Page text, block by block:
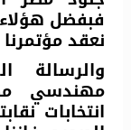
فبفضل هؤلاء
نعقد مؤتمرنا
والرسالة
مهندسي
انتخابات